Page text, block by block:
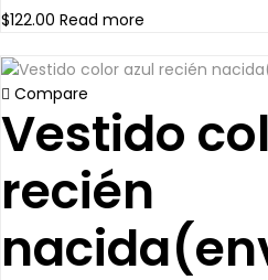
$122.00 Read more
Compare
Vestido
recién